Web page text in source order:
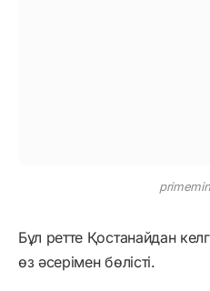
Бұл ретте Қостанайдан
өз әсерімен бөлісті.